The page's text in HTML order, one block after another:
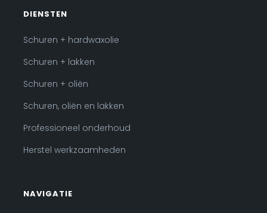
DIENSTEN
Schuren + hardwaxolie
Schuren + lakken
Schuren + oliën
Schuren, oliën en lakken
Professioneel onderhoud
Herstel werkzaamheden
NAVIGATIE